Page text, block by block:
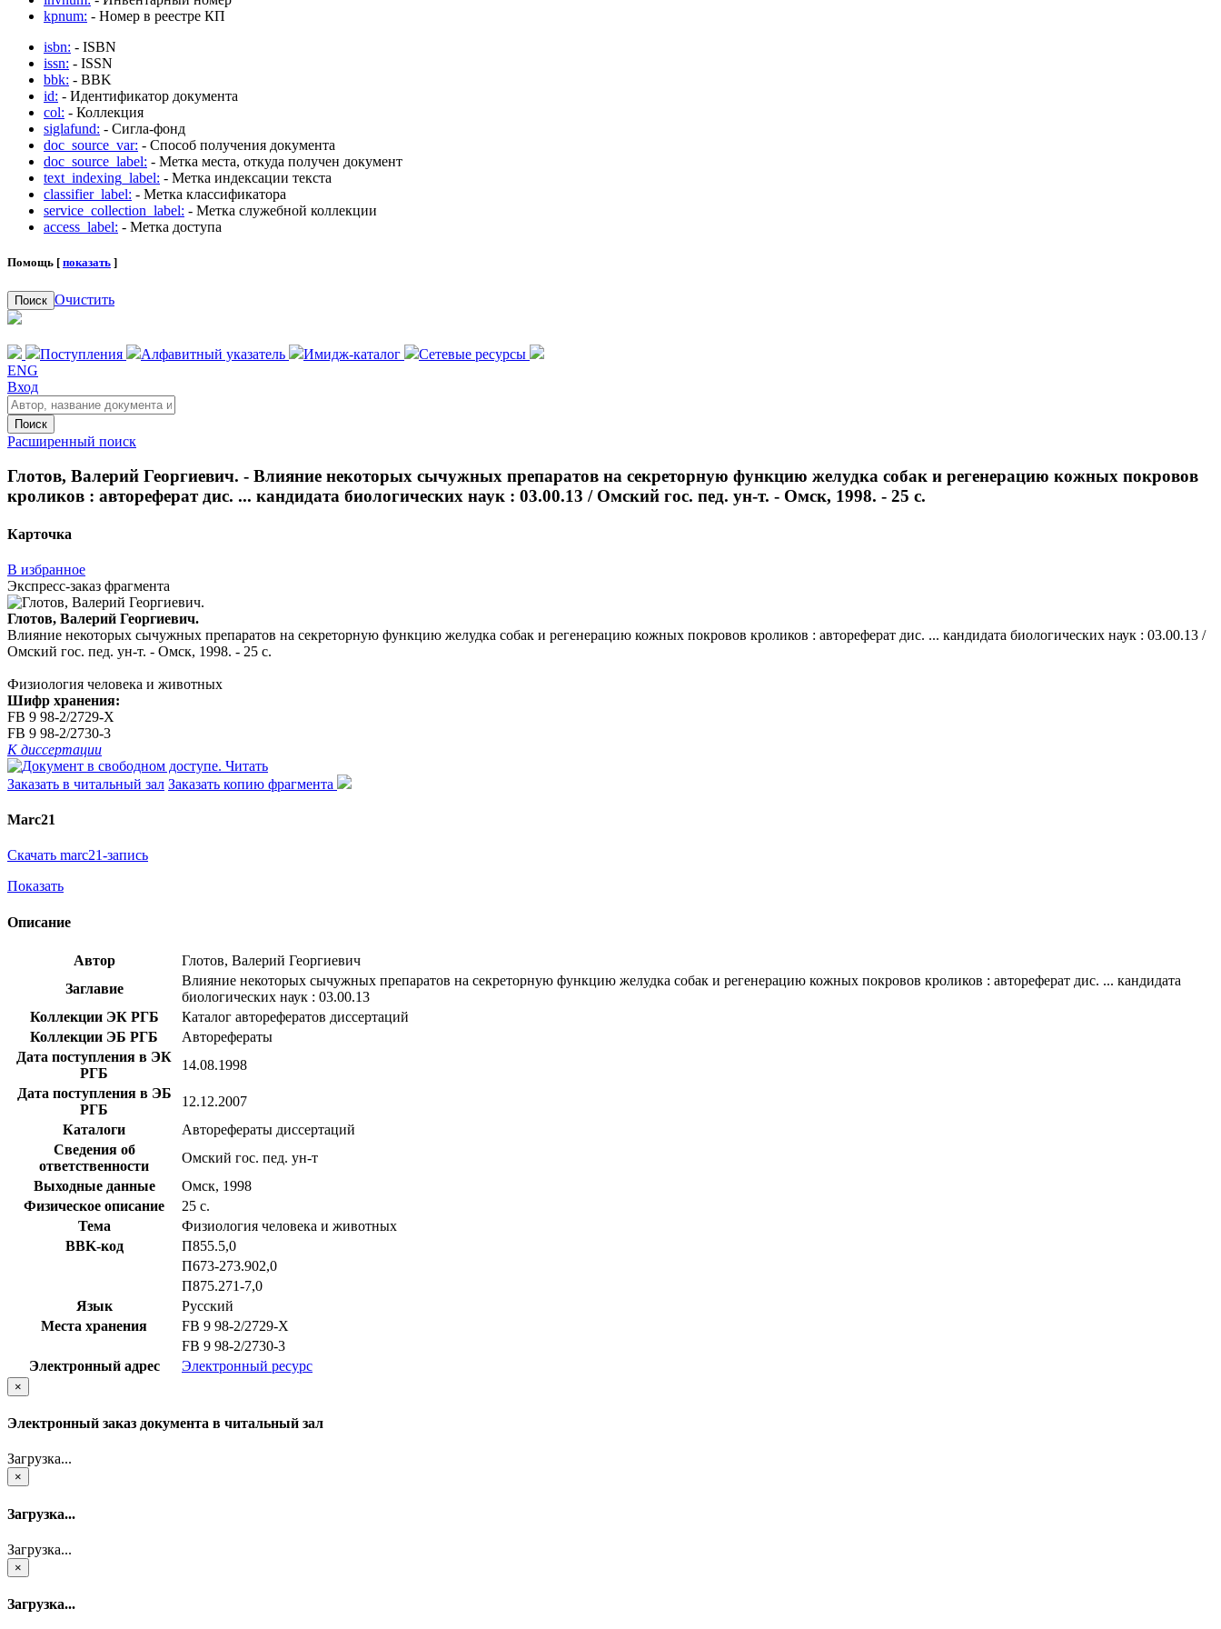
kpnum: - Номер в реестре КП
isbn: - ISBN
issn: - ISSN
bbk: - BBK
id: - Идентификатор документа
col: - Коллекция
siglafund: - Сигла-фонд
doc_source_var: - Способ получения документа
doc_source_label: - Метка места, откуда получен документ
text_indexing_label: - Метка индексации текста
classifier_label: - Метка классификатора
service_collection_label: - Метка служебной коллекции
access_label: - Метка доступа
Помощь [ показать ]
Поиск Очистить
Поступления Алфавитный указатель Имидж-каталог
Сетевые ресурсы
ENG
Вход
Поиск
Расширенный поиск
Глотов, Валерий Георгиевич. - Влияние некоторых сычужных препаратов на секреторную функцию желудка собак и регенерацию кожных покровов
кроликов : автореферат дис. ... кандидата биологических наук : 03.00.13 / Омский гос. пед. ун-т. - Омск, 1998. - 25 с.
Карточка
В избранное
Экспресс-заказ фрагмента
Глотов, Валерий Георгиевич.
Влияние некоторых сычужных препаратов на секреторную функцию желудка собак и регенерацию кожных покровов кроликов : автореферат дис. ... кандидата биологических наук : 03.00.13 /
Омский гос. пед. ун-т. - Омск, 1998. - 25 с.
Физиология человека и животных
Шифр хранения:
FB 9 98-2/2729-X
FB 9 98-2/2730-3
К диссертации
Читать
Заказать в читальный зал Заказать копию фрагмента
Marc21
Скачать marc21-запись
Показать
Описание
Автор
Глотов, Валерий Георгиевич
Заглавие
Влияние некоторых сычужных препаратов на секреторную функцию желудка собак и регенерацию кожных покровов кроликов : автореферат дис. ... кандидата
биологических наук : 03.00.13
Коллекции ЭК РГБ
Каталог авторефератов диссертаций
Коллекции ЭБ РГБ
Авторефераты
Дата поступления в ЭК
РГБ
14.08.1998
Дата поступления в ЭБ
РГБ
12.12.2007
Каталоги
Авторефераты диссертаций
Сведения об
ответственности
Омский гос. пед. ун-т
Выходные данные
Омск, 1998
Физическое описание
25 с.
Тема
Физиология человека и животных
BBK-код
П855.5,0
П673-273.902,0
П875.271-7,0
Язык
Русский
Места хранения
FB 9 98-2/2729-X
FB 9 98-2/2730-3
Электронный адрес
Электронный ресурс
×
Электронный заказ документа в читальный зал
Загрузка...
×
Загрузка...
Загрузка...
×
Загрузка...